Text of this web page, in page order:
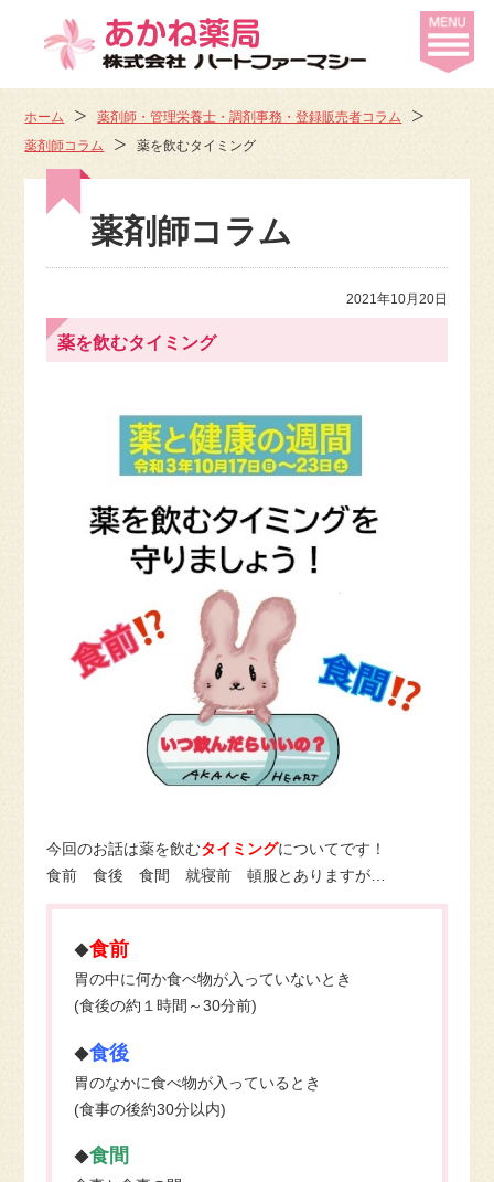
ホーム
薬剤師・管理栄養士・調剤事務・登録販売者コラム
薬剤師コラム
薬を飲むタイミング
薬剤師コラム
2021年10月20日
薬を飲むタイミング
今回のお話は薬を飲むタイミングについてです！
食前 食後 食間 就寝前 頓服とありますが…
◆食前
胃の中に何か食べ物が入っていないとき
(食後の約１時間～30分前)
◆食後
胃のなかに食べ物が入っているとき
(食事の後約30分以内)
◆食間